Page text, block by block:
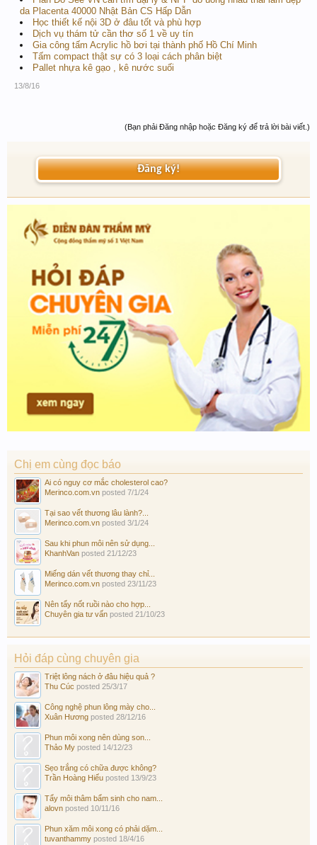
da Placenta 40000 Nhật Bản CS Hấp Dẫn
Học thiết kế nội 3D ở đâu tốt và phù hợp
Dịch vụ thám tử cần thơ số 1 về uy tín
Gia công tấm Acrylic hồ bơi tại thành phố Hồ Chí Minh
Tấm compact thật sự có 3 loại cách phân biệt
Pallet nhựa kê gạo , kê nước suối
13/8/16
(Bạn phải Đăng nhập hoặc Đăng ký để trả lời bài viết.)
Đăng ký!
Chị em cùng đọc báo
Ai có nguy cơ mắc cholesterol cao?
Merinco.com.vn posted 7/1/24
Tại sao vết thương lâu lành?...
Merinco.com.vn posted 3/1/24
Sau khi phun môi nên sử dụng...
KhanhVan posted 21/12/23
Miếng dán vết thương thay chỉ...
Merinco.com.vn posted 23/11/23
Nên tẩy nốt ruồi nào cho hợp...
Chuyên gia tư vấn posted 21/10/23
Hỏi đáp cùng chuyên gia
Triệt lông nách ở đâu hiệu quả ?
Thu Cúc posted 25/3/17
Công nghệ phun lông mày cho...
Xuân Hương posted 28/12/16
Phun môi xong nên dùng son...
Thảo My posted 14/12/23
Sẹo trắng có chữa được không?
Trần Hoàng Hiếu posted 13/9/23
Tẩy môi thâm bẩm sinh cho nam...
alovn posted 10/11/16
Phun xăm môi xong có phải dặm...
tuvanthammy posted 18/4/16